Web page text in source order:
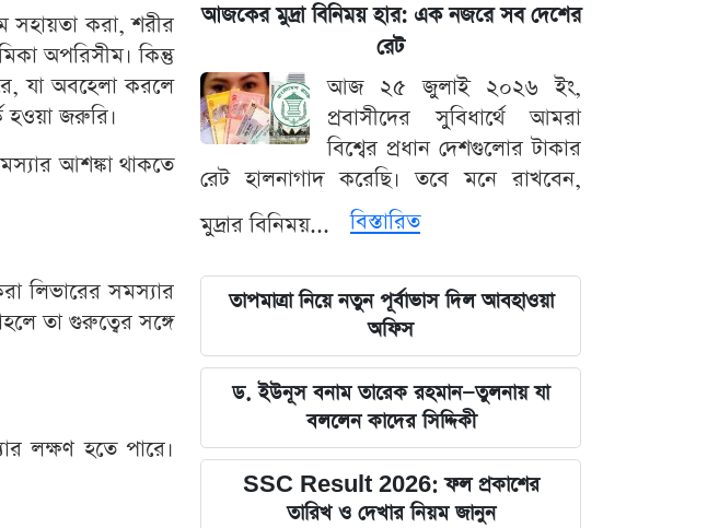
সহায়তা করা, শরীর
অপরিসীম। কিন্তু
যা অবহেলা করলে
হওয়া জরুরি।
আশঙ্কা থাকতে
লিভারের সমস্যার
তা গুরুত্বের সঙ্গে
লক্ষণ হতে পারে।
আজকের মুদ্রা বিনিময় হার: এক নজরে সব দেশের
রেট
আজ ২৫ জুলাই ২০২৬ ইং,
প্রবাসীদের সুবিধার্থে আমরা
বিশ্বের প্রধান দেশগুলোর টাকার
রেট হালনাগাদ করেছি। তবে মনে রাখবেন,
মুদ্রার বিনিময়...
বিস্তারিত
তাপমাত্রা নিয়ে নতুন পূর্বাভাস দিল আবহাওয়া
অফিস
ড. ইউনূস বনাম তারেক রহমান—তুলনায় যা
বললেন কাদের সিদ্দিকী
SSC Result 2026: ফল প্রকাশের
তারিখ ও দেখার নিয়ম জানুন